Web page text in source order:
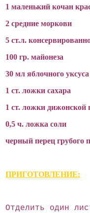
1 маленький кочан
2 средние моркови
5 ст.л.
100 гр. майонеза
30 мл яблочного уксуса
1 ст. ложки сахара
1 ст. ложки дижонской
0,5 ч. ложка соли
черный перец грубого
ПРИГОТОВЛЕНИЕ:
Отделить один